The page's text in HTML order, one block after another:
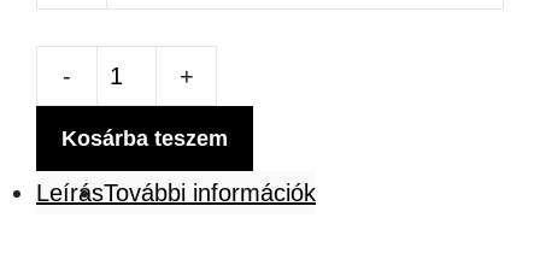
HATÁSÚ
KERÁMIA
Kosárba teszem
LeírásTovábbi információk